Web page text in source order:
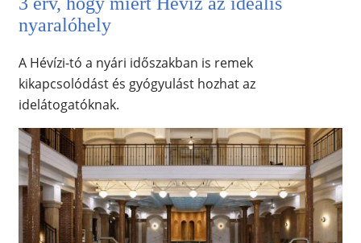
nyaralóhely
A Hévízi-tó a nyári időszakban is remek
kikapcsolódást és gyógyulást hozhat az
idelátogatóknak.